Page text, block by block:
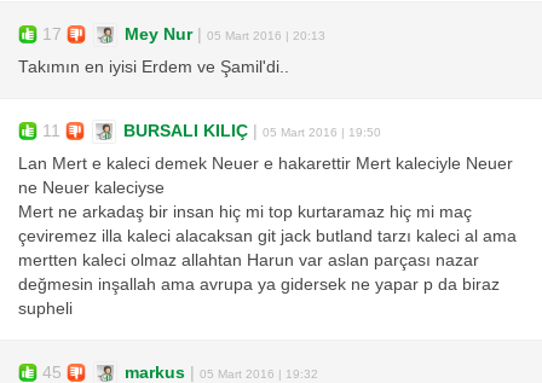
17 Mey Nur| 05 Mart 2016 | 20:13
Takımın en iyisi Erdem ve Şamil'di..
11 BURSALI KILIÇ 05 Mart 2016 | 19:50
Lan Mert e kaleci demek Neuer e hakarettir Mert kaleciyle Neuer
ne Neuer kaleciyse
Mert ne arkadaş bir insan hiç mi top kurtaramaz hiç mi maç
çeviremez illa kaleci alacaksan git jack butland tarzı kaleci al ama
mertten kaleci olmaz allahtan Harun var aslan parçası nazar
değmesin inşallah ama avrupa ya gidersek ne yapar p da biraz
supheli
45 markus 05 Mart 2016 | 19:32